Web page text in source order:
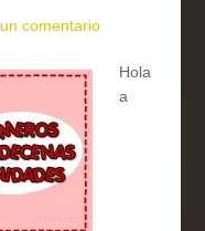
comentario
Hola
a